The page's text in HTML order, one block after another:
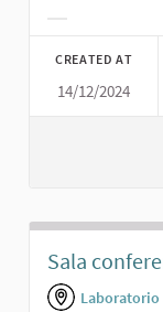
CREATED AT
14/12/2024
Sala